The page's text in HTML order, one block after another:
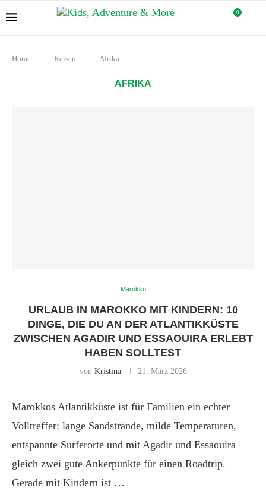
0
Home Reisen Afrika
AFRIKA
Marokko
URLAUB IN MAROKKO MIT KINDERN: 10
DINGE, DIE DU AN DER ATLANTIKKÜSTE
ZWISCHEN AGADIR UND ESSAOUIRA ERLEBT
HABEN SOLLTEST
von Kristina 21. März 2026
Marokkos Atlantikküste ist für Familien ein echter
Volltreffer: lange Sandstrände, milde Temperaturen,
entspannte Surferorte und mit Agadir und Essaouira
gleich zwei gute Ankerpunkte für einen Roadtrip.
Gerade mit Kindern ist …